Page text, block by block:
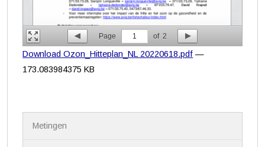
Page 1 of 2
Download Ozon_Hitteplan_NL 20220618.pdf —
173.083984375 KB
Metingen